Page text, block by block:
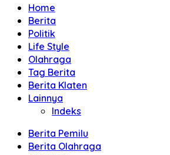
Home
Berita
Politik
Life Style
Olahraga
Tag Berita
Berita Klaten
Lainnya
Indeks
Berita Pemilu
Berita Olahraga